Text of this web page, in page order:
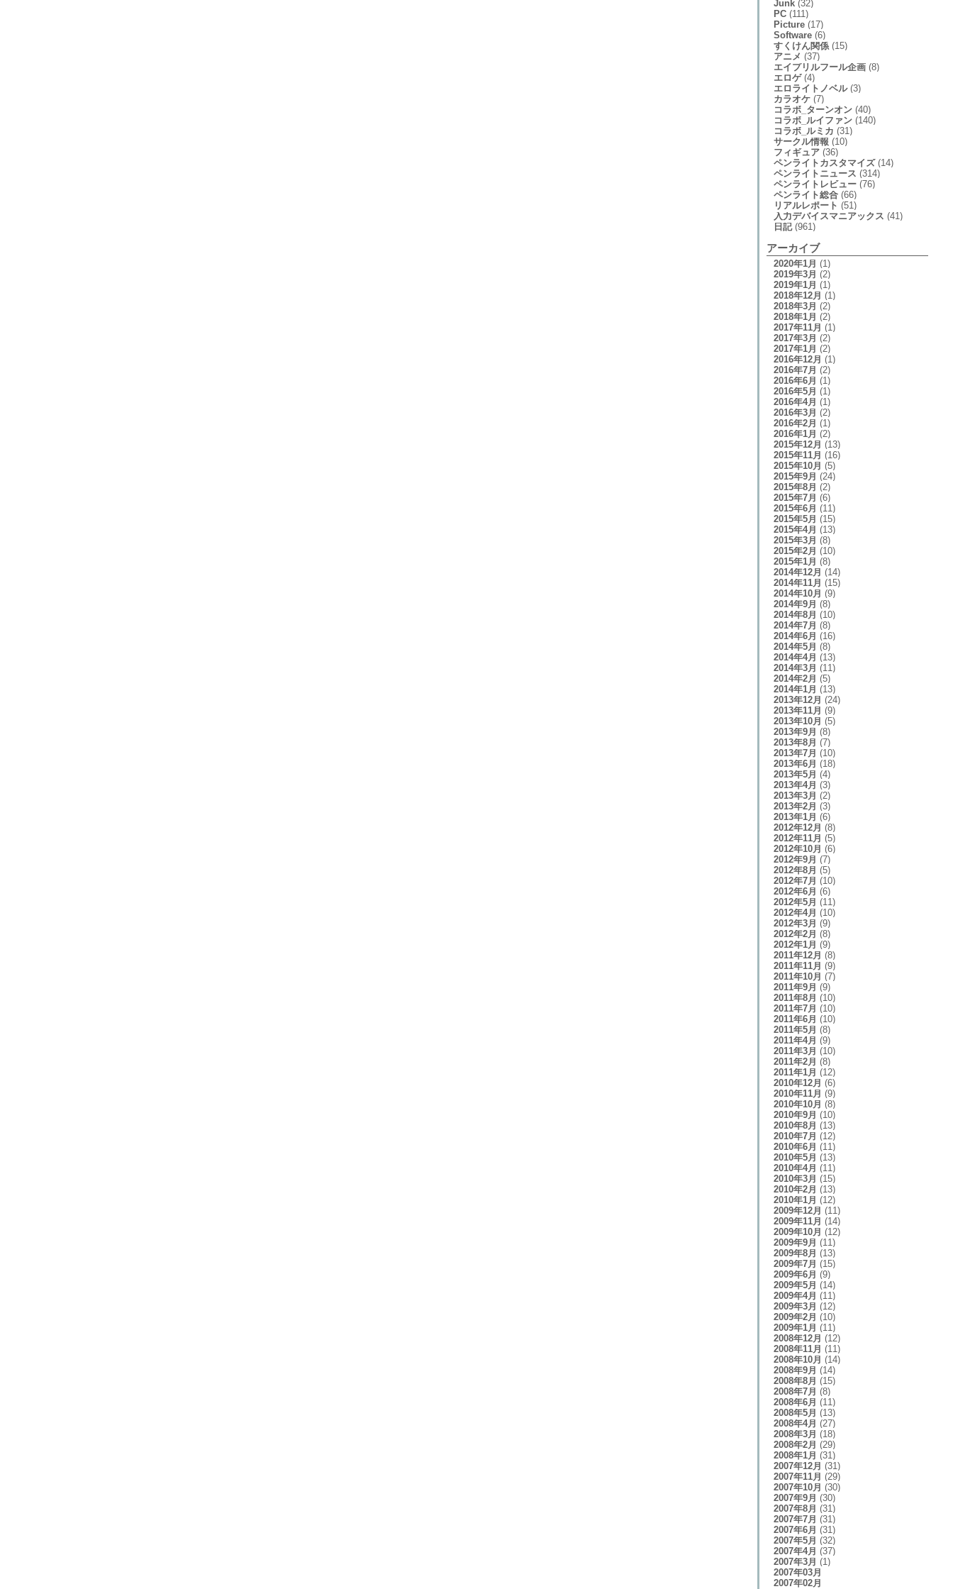
Junk(32)
PC(111)
Picture(17)
Software(6)
すくけん関係(15)
アニメ (37)
エイプリルフール企画(8)
エロゲ(4)
エロライトノベル(3)
カラオケ(7)
コラボ_ターンオン(40)
コラボ_ルイファン(140)
コラボ_ルミカ (31)
サークル情報 (10)
フィギュア(36)
ペンライトカスタマイズ(14)
ペンライトニュース (314)
ペンライトレビュー(76)
ペンライト総合(66)
リアルレポート (51)
入力デバイスマニアックス (41)
日記(961)
アーカイブ
2020年1月 (1)
2019年3月 (2)
2019年1月 (1)
2018年12月 (1)
2018年3月 (2)
2018年1月 (2)
2017年11月 (1)
2017年3月 (2)
2017年1月 (2)
2016年12月 (1)
2016年7月 (2)
2016年6月 (1)
2016年5月 (1)
2016年4月 (1)
2016年3月 (2)
2016年2月 (1)
2016年1月 (2)
2015年12月 (13)
2015年11月 (16)
2015年10月 (5)
2015年9月 (24)
2015年8月 (2)
2015年7月 (6)
2015年6月 (11)
2015年5月 (15)
2015年4月 (13)
2015年3月 (8)
2015年2月 (10)
2015年1月 (8)
2014年12月 (14)
2014年11月 (15)
2014年10月 (9)
2014年9月 (8)
2014年8月 (10)
2014年7月 (8)
2014年6月 (16)
2014年5月 (8)
2014年4月 (13)
2014年3月 (11)
2014年2月 (5)
2014年1月 (13)
2013年12月 (24)
2013年11月 (9)
2013年10月 (5)
2013年9月 (8)
2013年8月 (7)
2013年7月 (10)
2013年6月 (18)
2013年5月 (4)
2013年4月 (3)
2013年3月 (2)
2013年2月 (3)
2013年1月 (6)
2012年12月 (8)
2012年11月 (5)
2012年10月 (6)
2012年9月 (7)
2012年8月 (5)
2012年7月 (10)
2012年6月 (6)
2012年5月 (11)
2012年4月 (10)
2012年3月 (9)
2012年2月 (8)
2012年1月 (9)
2011年12月 (8)
2011年11月 (9)
2011年10月 (7)
2011年9月 (9)
2011年8月 (10)
2011年7月 (10)
2011年6月 (10)
2011年5月 (8)
2011年4月 (9)
2011年3月 (10)
2011年2月 (8)
2011年1月 (12)
2010年12月 (6)
2010年11月 (9)
2010年10月 (8)
2010年9月 (10)
2010年8月 (13)
2010年7月 (12)
2010年6月 (11)
2010年5月 (13)
2010年4月 (11)
2010年3月 (15)
2010年2月 (13)
2010年1月 (12)
2009年12月 (11)
2009年11月 (14)
2009年10月 (12)
2009年9月 (11)
2009年8月 (13)
2009年7月 (15)
2009年6月 (9)
2009年5月 (14)
2009年4月 (11)
2009年3月 (12)
2009年2月 (10)
2009年1月 (11)
2008年12月 (12)
2008年11月 (11)
2008年10月 (14)
2008年9月 (14)
2008年8月 (15)
2008年7月 (8)
2008年6月 (11)
2008年5月 (13)
2008年4月 (27)
2008年3月 (18)
2008年2月 (29)
2008年1月 (31)
2007年12月 (31)
2007年11月 (29)
2007年10月 (30)
2007年9月 (30)
2007年8月 (31)
2007年7月 (31)
2007年6月 (31)
2007年5月 (32)
2007年4月 (37)
2007年3月 (1)
2007年03月
2007年02月